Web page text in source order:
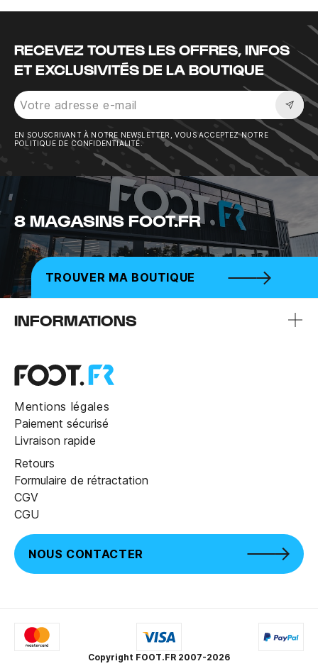
RECEVEZ TOUTES LES OFFRES, INFOS
ET EXCLUSIVITÉS DE LA BOUTIQUE
EN SOUSCRIVANT À NOTRE NEWSLETTER, VOUS ACCEPTEZ NOTRE
POLITIQUE DE CONFIDENTIALITÉ.
8 MAGASINS FOOT.FR
TROUVER MA BOUTIQUE
INFORMATIONS
Mentions légales
Paiement sécurisé
Livraison rapide
Retours
Formulaire de rétractation
CGV
CGU
NOUS CONTACTER
Copyright FOOT.FR 2007-2026